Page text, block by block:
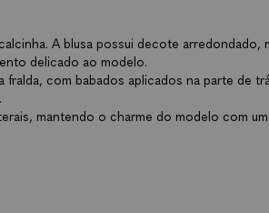
A blusa possui decote arredondado,
delicado ao modelo.
com babados aplicados na parte de
mantendo o charme do modelo com